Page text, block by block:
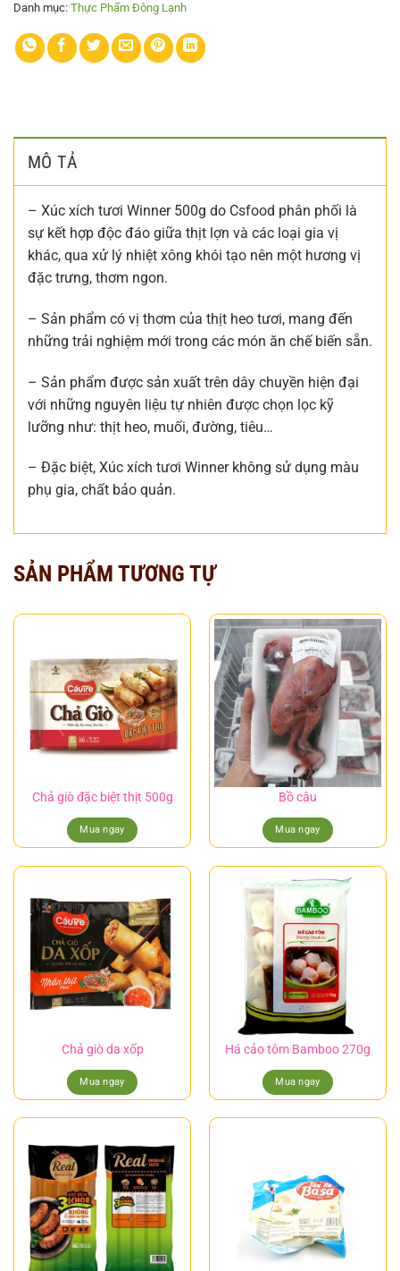
Danh mục: Thực Phẩm Đông Lạnh
MÔ TẢ
– Xúc xích tươi Winner 500g do Csfood phân phối là
sự kết hợp độc đáo giữa thịt lợn và các loại gia vị
khác, qua xử lý nhiệt xông khói tạo nên một hương vị
đặc trưng, thơm ngon.
– Sản phẩm có vị thơm của thịt heo tươi, mang đến
những trải nghiệm mới trong các món ăn chế biến sẵn.
– Sản phẩm được sản xuất trên dây chuyền hiện đại
với những nguyên liệu tự nhiên được chọn lọc kỹ
lưỡng như: thịt heo, muối, đường, tiêu…
– Đặc biệt, Xúc xích tươi Winner không sử dụng màu
phụ gia, chất bảo quản.
SẢN PHẨM TƯƠNG TỰ
Chả giò đặc biệt thịt 500g
Mua ngay
Bồ câu
Mua ngay
Chả giò da xốp
Mua ngay
Há cảo tôm Bamboo 270g
Mua ngay